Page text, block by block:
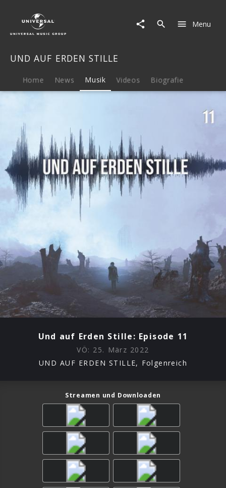
STILLE
Musik
auf
Episode
Menu
UND AUF ERDEN STILLE
Home News Musik Videos Biografie
Und auf Erden Stille: Episode 11
VÖ: 25. März 2022
UND AUF ERDEN STILLE, Folgenreich
Streamen und Downloaden